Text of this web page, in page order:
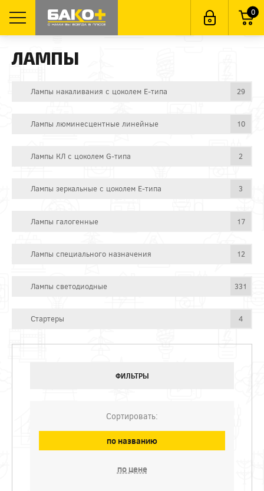
0
ЛАМПЫ
Лампы накаливания с цоколем E-типа 29
Лампы люминесцентные линейные 10
Лампы КЛ с цоколем G-типа 2
Лампы зеркальные с цоколем E-типа 3
Лампы галогенные 17
Лампы специального назначения 12
Лампы светодиодные 331
Стартеры 4
ФИЛЬТРЫ
Сортировать:
по названию
по цене